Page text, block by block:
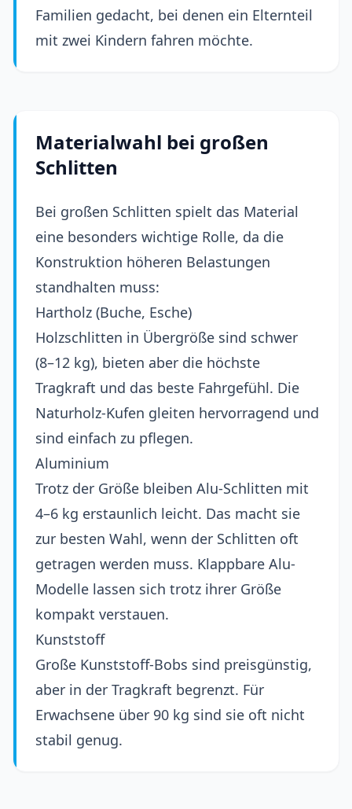
Familien gedacht, bei denen ein Elternteil
mit zwei Kindern fahren möchte.
Materialwahl bei großen
Schlitten
Bei großen Schlitten spielt das Material
eine besonders wichtige Rolle, da die
Konstruktion höheren Belastungen
standhalten muss:
Hartholz (Buche, Esche)
Holzschlitten in Übergröße sind schwer
(8–12 kg), bieten aber die höchste
Tragkraft und das beste Fahrgefühl. Die
Naturholz-Kufen gleiten hervorragend und
sind einfach zu pflegen.
Aluminium
Trotz der Größe bleiben Alu-Schlitten mit
4–6 kg erstaunlich leicht. Das macht sie
zur besten Wahl, wenn der Schlitten oft
getragen werden muss. Klappbare Alu-
Modelle lassen sich trotz ihrer Größe
kompakt verstauen.
Kunststoff
Große Kunststoff-Bobs sind preisgünstig,
aber in der Tragkraft begrenzt. Für
Erwachsene über 90 kg sind sie oft nicht
stabil genug.